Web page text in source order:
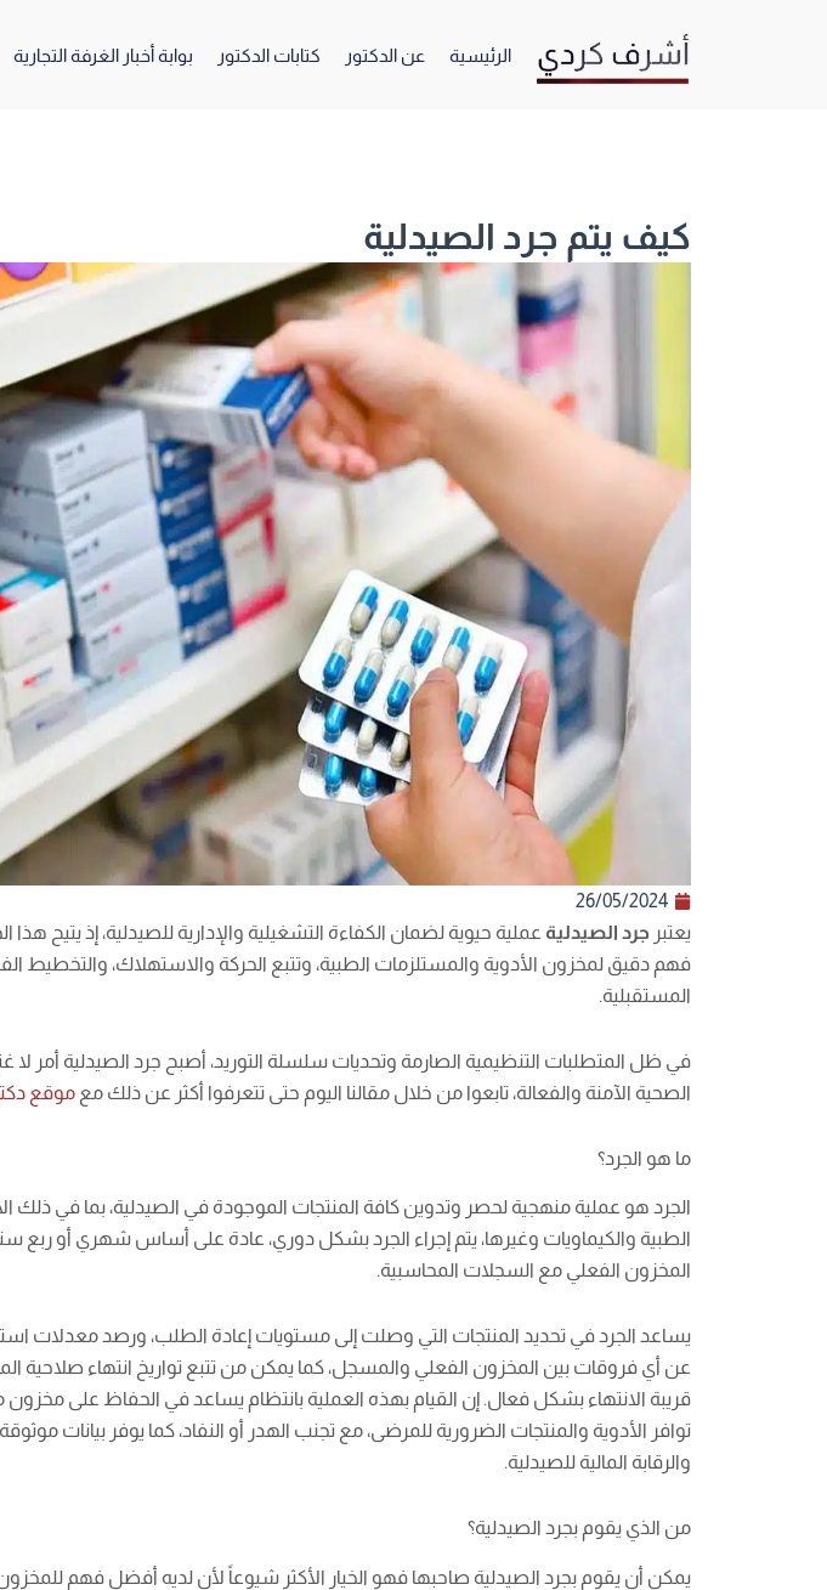
الرئيسية عن الدكتور كتابات الدكتور بوابة أخبار الغرفة التجارية
كيف يتم جرد الصيدلية
26/05/2024
يعتبر جرد الصيدلية عملية حيوية لضمان الكفاءة التشغيلية والإدارية للصيدلية، إذ يتيح هذا
فهم دقيق لمخزون الأدوية والمستلزمات الطبية، وتتبع الحركة والاستهلاك، والتخطيط
المستقبلية.
في ظل المتطلبات التنظيمية الصارمة وتحديات سلسلة التوريد، أصبح جرد الصيدلية أمر لا
الصحية الآمنة والفعالة، تابعوا من خلال مقالنا اليوم حتى تتعرفوا أكثر عن ذلك مع موقع
ما هو الجرد؟
الجرد هو عملية منهجية لحصر وتدوين كافة المنتجات الموجودة في الصيدلية، بما في ذلك
الطبية والكيماويات وغيرها، يتم إجراء الجرد بشكل دوري، عادة على أساس شهري أو ربع
المخزون الفعلي مع السجلات المحاسبية.
يساعد الجرد في تحديد المنتجات التي وصلت إلى مستويات إعادة الطلب، ورصد معدلات
عن أي فروقات بين المخزون الفعلي والمسجل، كما يمكن من تتبع تواريخ انتهاء صلاحية
قريبة الانتهاء بشكل فعال. إن القيام بهذه العملية بانتظام يساعد في الحفاظ على
توافر الأدوية والمنتجات الضرورية للمرضى، مع تجنب الهدر أو النفاد، كما يوفر بيانات
والرقابة المالية للصيدلية.
من الذي يقوم بجرد الصيدلية؟
يمكن أن يقوم بجرد الصيدلية صاحبها فهو الخيار الأكثر شيوعاً لأن لديه أفضل فهم